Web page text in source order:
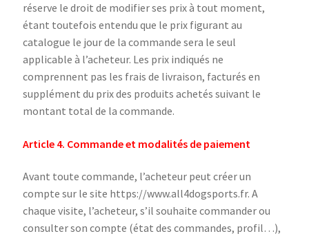
réserve le droit de modifier ses prix à tout moment,
étant toutefois entendu que le prix figurant au
catalogue le jour de la commande sera le seul
applicable à l’acheteur. Les prix indiqués ne
comprennent pas les frais de livraison, facturés en
supplément du prix des produits achetés suivant le
montant total de la commande.
Article 4. Commande et modalités de paiement
Avant toute commande, l’acheteur peut créer un
compte sur le site https://www.all4dogsports.fr. A
chaque visite, l’acheteur, s’il souhaite commander ou
consulter son compte (état des commandes, profil…),